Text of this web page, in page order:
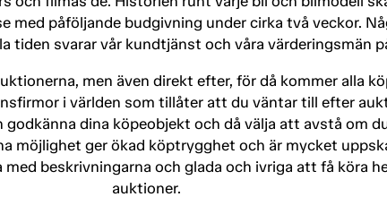
med påföljande budgivning under cirka två veckor.
tiden svarar vår kundtjänst och våra värderingsmän
men även direkt efter, för då kommer alla
i världen som tillåter att du väntar till efter
dina köpeobjekt och då välja att avstå om
möjlighet ger ökad köptrygghet och är mycket
beskrivningarna och glada och ivriga att få köra
auktioner.